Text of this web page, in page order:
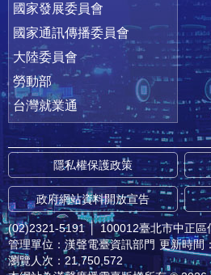
國家發展委員會
國家通訊傳播委員會
大陸委員會
勞動部
台灣就業通
隱私權保護政策
政府網站資料開放宣告
(02)2321-5191 │ 100012臺北市中正區
管理單位：漢聲電臺資訊部門 更新時間
瀏覽人次：21,750,572